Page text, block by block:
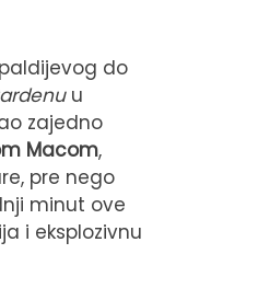
do
u
zajedno
Macom,
pre nego
minut ove
i eksplozivnu